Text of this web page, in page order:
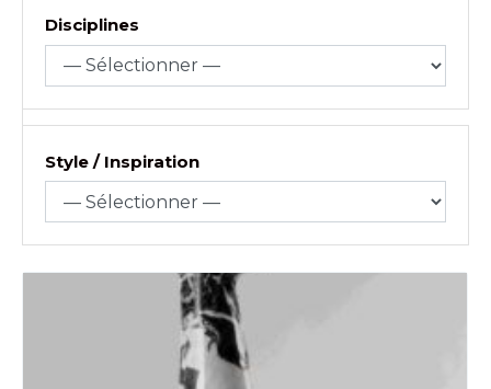
Disciplines
Style / Inspiration